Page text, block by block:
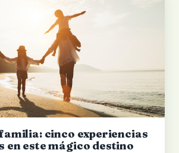
cinco experiencias
en este mágico destino